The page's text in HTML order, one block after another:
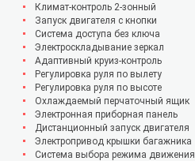
Климат-контроль 2-зонный
Запуск двигателя с кнопки
Система доступа без ключа
Электроскладывание зеркал
Адаптивный круиз-контроль
Регулировка руля по вылету
Регулировка руля по высоте
Охлаждаемый перчаточный ящик
Электронная приборная панель
Дистанционный запуск двигателя
Электропривод крышки багажника
Система выбора режима движения